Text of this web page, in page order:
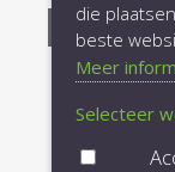
Plan uw
die
beste
Meer
Selecteer